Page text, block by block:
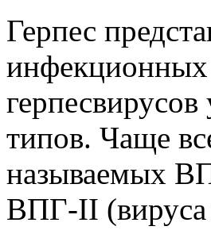
Герпес
типов. Чаще
называемых
ВПГ-II (вируса